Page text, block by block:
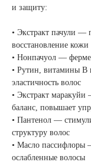
и защиту:
• Экстракт пачули —
восстановление
• Нонпачуол —
• Рутин, витамины
эластичность волос
• Экстракт
баланс, повышает
• Пантенол —
структуру волос
• Масло пассифлоры
ослабленные волосы